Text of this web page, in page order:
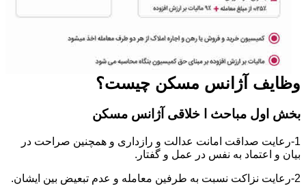
وظایف آژانس مسکن چیست؟
بخش اول مباحث ا خلاقی آژانس مسکن
1-رعایت صداقت امانت عدالت و رازداری و همچنین صراحت در
بیان و اعتماد به نفس در عمل و گفتار.
2-رعایت نزاکت نسبت به طرفین معامله و عدم تبعیض بین ایشان.